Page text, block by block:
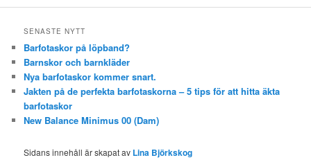
SENASTE NYTT
Barfotaskor på löpband?
Barnskor och barnkläder
Nya barfotaskor kommer snart.
Jakten på de perfekta barfotaskorna – 5 tips för att hitta äkta
barfotaskor
New Balance Minimus 00 (Dam)
Sidans innehåll är skapat av Lina Björkskog